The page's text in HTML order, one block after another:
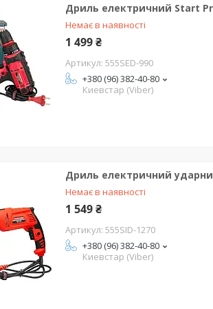
Дриль електричний Start
Немає в наявності
1 499 ₴
555SED-990
+380 (96) 382-40-80
Киевстар (Viber)
Дриль електричний
Немає в наявності
1 549 ₴
555SID-1270
+380 (96) 382-40-80
Киевстар (Viber)